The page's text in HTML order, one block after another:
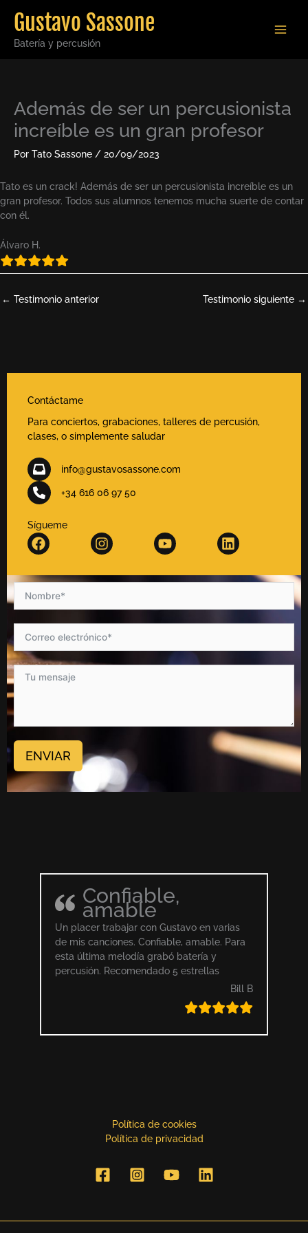
Gustavo Sassone
Batería y percusión
Además de ser un percusionista
increíble es un gran profesor
Por Tato Sassone / 20/09/2023
Tato es un crack! Además de ser un percusionista increíble es un
gran profesor. Todos sus alumnos tenemos mucha suerte de contar
con él.
Álvaro H.
← Testimonio anterior Testimonio siguiente →
Contáctame
Para conciertos, grabaciones, talleres de percusión,
clases, o simplemente saludar
info@gustavosassone.com
+34 616 06 97 50
Sígueme
ENVIAR
Confiable,
amable
Un placer trabajar con Gustavo en varias
de mis canciones. Confiable, amable. Para
esta última melodía grabó batería y
percusión. Recomendado 5 estrellas
Bill B
Política de cookies
Política de privacidad